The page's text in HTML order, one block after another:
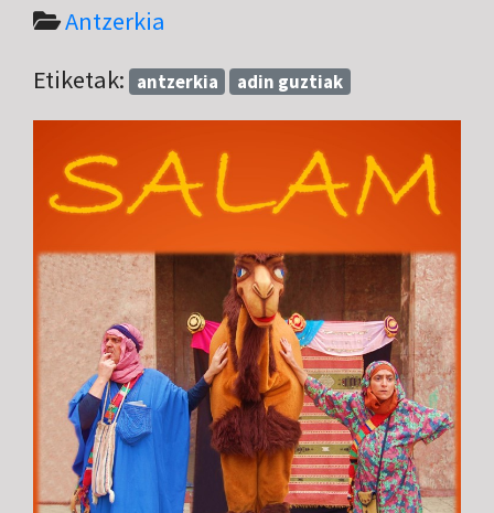
Antzerkia
Etiketak: antzerkia adin guztiak